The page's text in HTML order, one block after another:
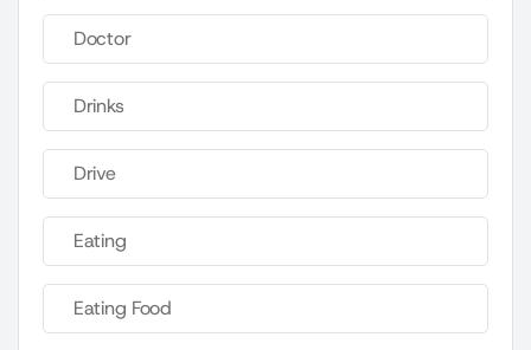
Doctor
Drinks
Drive
Eating
Eating Food